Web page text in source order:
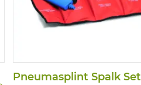
Pneumasplint Spalk Set